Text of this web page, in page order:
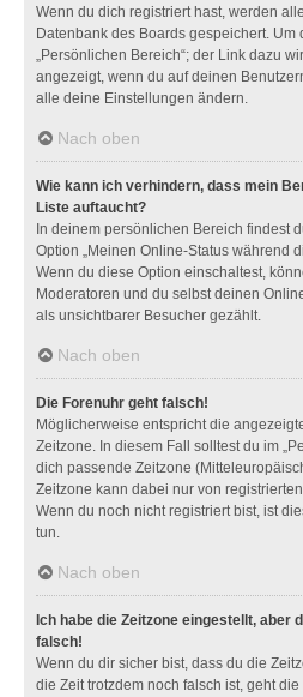
Wenn du dich registriert hast, werden
Datenbank des Boards gespeichert.
„Persönlichen Bereich“; der Link dazu
angezeigt, wenn du auf deinen
alle deine Einstellungen ändern.
Nach oben
Wie kann ich verhindern, dass mein
Liste auftaucht?
In deinem persönlichen Bereich findest
Option „Meinen Online-Status während
Wenn du diese Option einschaltest,
Moderatoren und du selbst deinen
als unsichtbarer Besucher gezählt.
Nach oben
Die Forenuhr geht falsch!
Möglicherweise entspricht die
Zeitzone. In diesem Fall solltest du im
dich passende Zeitzone
Zeitzone kann dabei nur von
Wenn du noch nicht registriert bist, ist
tun.
Nach oben
Ich habe die Zeitzone eingestellt, aber
falsch!
Wenn du dir sicher bist, dass du die
die Zeit trotzdem noch falsch ist, geht